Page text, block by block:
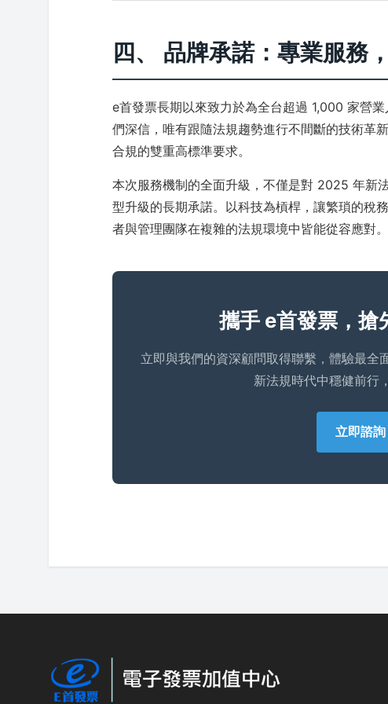
四、 品牌承諾：專業服務
e首發票長期以來致力於為全台超過 1,000 家營
們深信，唯有跟隨法規趨勢進行不間斷的技術革
合規的雙重高標準要求。
本次服務機制的全面升級，不僅是對 2025 年新
型升級的長期承諾。以科技為槓桿，讓繁瑣的稅
者與管理團隊在複雜的法規環境中皆能從容應對。
攜手 e首發票，搶
立即與我們的資深顧問取得聯繫，體驗最全
新法規時代中穩健前行
立即諮